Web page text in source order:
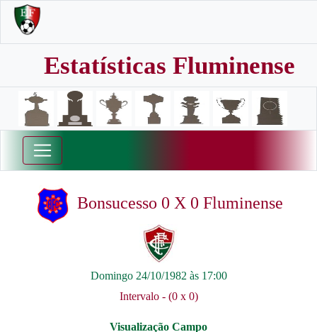
Estatísticas Fluminense
Bonsucesso 0 X 0 Fluminense
Domingo 24/10/1982 às 17:00
Intervalo - (0 x 0)